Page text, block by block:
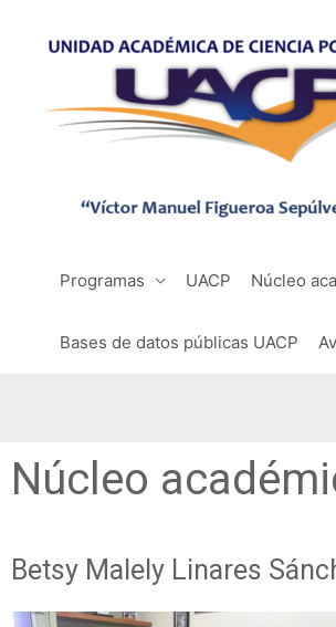
Programas UACP Núcleo
Bases de datos públicas UACP
Núcleo
Betsy Malely Linares